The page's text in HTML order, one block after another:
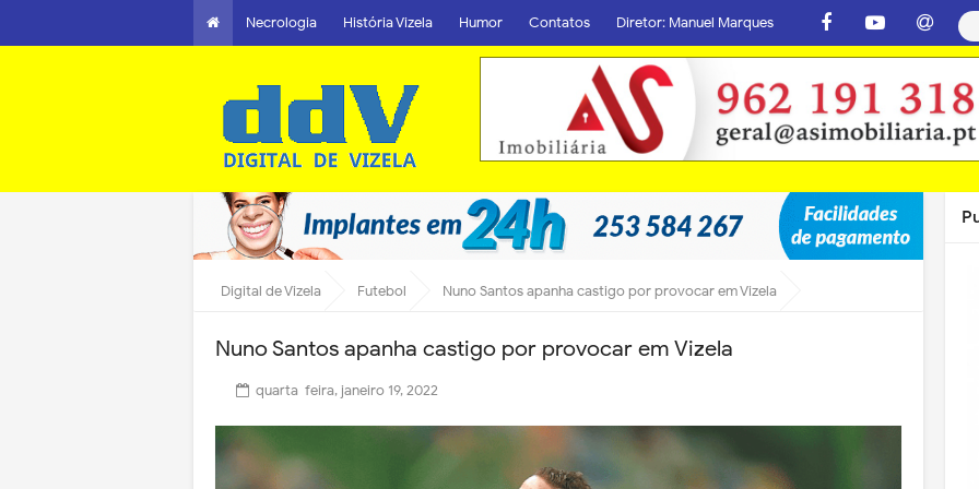
Necrologia História Vizela Humor Contatos Diretor: Manuel Marques
Digital de Vizela Futebol Nuno Santos apanha castigo por provocar em Vizela
Nuno Santos apanha castigo por provocar em Vizela
quarta-feira, janeiro 19, 2022